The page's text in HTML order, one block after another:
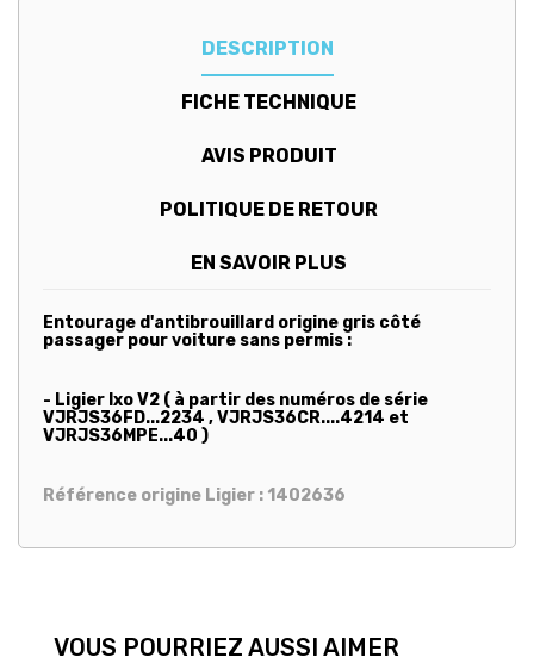
DESCRIPTION
FICHE TECHNIQUE
AVIS PRODUIT
POLITIQUE DE RETOUR
EN SAVOIR PLUS
Entourage d'antibrouillard origine gris côté
passager pour voiture sans permis :
- Ligier Ixo V2 ( à partir des numéros de série
VJRJS36FD...2234 , VJRJS36CR....4214 et
VJRJS36MPE...40 )
Référence origine Ligier : 1402636
VOUS POURRIEZ AUSSI AIMER